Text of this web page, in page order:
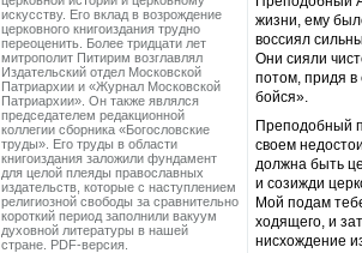
искусству. Его вклад в возрождение
церковного книгоиздания трудно
переоценить. Более тридцати лет
митрополит Питирим возглавлял
Издательский отдел Московской
Патриархии и «Журнал Московской
Патриархии». Он также являлся
председателем редакционной
коллегии сборника «Богословские
труды». Его труды в области
книгоиздания заложили фундамент
для целой плеяды православных
издательств, которые с наступлением
религиозной свободы за сравнительно
короткий период заполнили вакуум
духовной литературы в нашей
стране. PDF-версия.
жизни, ему
воссиял
Они сияли
потом, придя в
бойся».
Преподобный
своем
должна быть
и созижди
Мой подам
ходящего, и
нисхождение